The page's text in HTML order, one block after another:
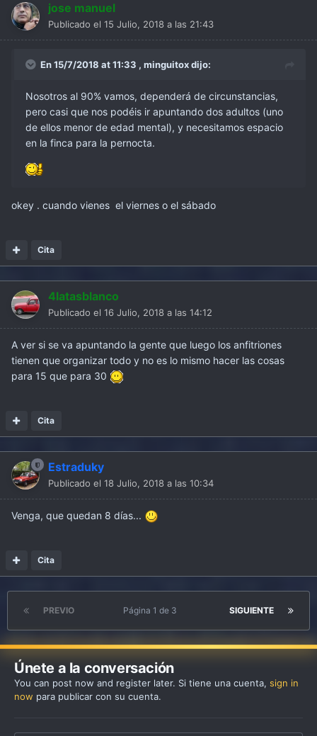
jose manuel
Publicado el 15 Julio, 2018 a las 21:43
En 15/7/2018 at 11:33 , minguitoxdijo:
Nosotros al 90% vamos, dependerá de circunstancias,
pero casi que nos podéis ir apuntando dos adultos (uno
de ellos menor de edad mental), y necesitamos espacio
en la finca para la pernocta.
okey . cuando vienes el viernes o el sábado
Cita
4latasblanco
Publicado el 16 Julio, 2018 a las 14:12
A ver si se va apuntando la gente que luego los anfitriones
tienen que organizar todo y no es lo mismo hacer las cosas
para 15 que para 30
Cita
Estraduky
Publicado el 18 Julio, 2018 a las 10:34
Venga, que quedan 8 días...
Cita
PREVIO SIGUIENTE
Página 1 de 3
Únete a la conversación
You can post now and register later. Si tiene una cuenta, sign in
now para publicar con su cuenta.